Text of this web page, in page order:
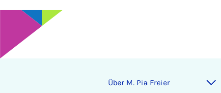
Über M. Pia Freier